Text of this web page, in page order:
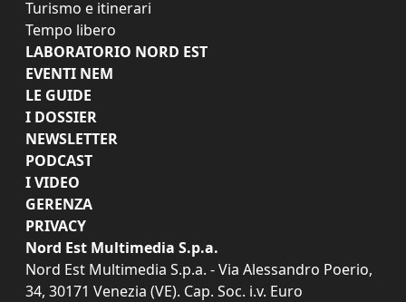
Turismo e itinerari
Tempo libero
LABORATORIO NORD EST
EVENTI NEM
LE GUIDE
I DOSSIER
NEWSLETTER
PODCAST
I VIDEO
GERENZA
PRIVACY
Nord Est Multimedia S.p.a.
Nord Est Multimedia S.p.a. - Via Alessandro Poerio,
34, 30171 Venezia (VE). Cap. Soc. i.v. Euro